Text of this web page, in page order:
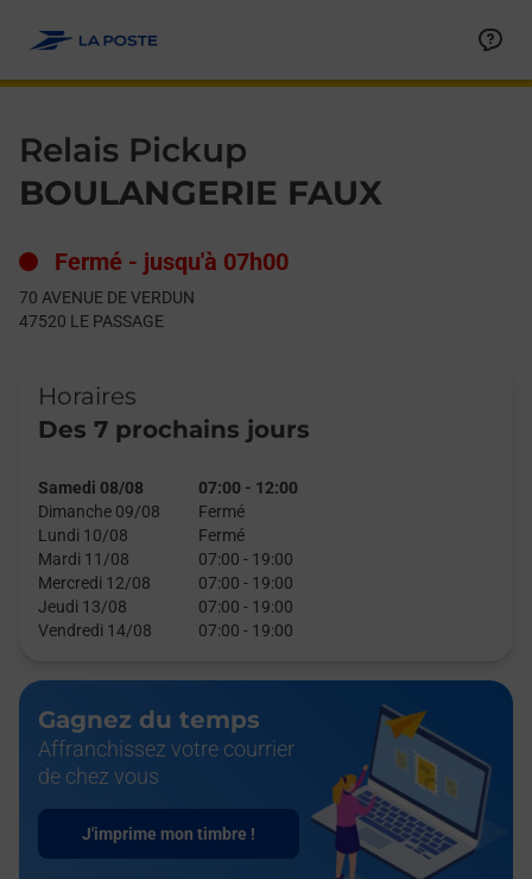
Relais Pickup
BOULANGERIE FAUX
Fermé - jusqu'à 07h00
70 AVENUE DE VERDUN
47520 LE PASSAGE
Horaires
Des 7 prochains jours
Samedi 08/08 07:00 - 12:00
Dimanche 09/08
Fermé
Lundi 10/08
Fermé
Mardi 11/08
07:00 - 19:00
Mercredi 12/08
07:00 - 19:00
Jeudi 13/08
07:00 - 19:00
Vendredi 14/08
07:00 - 19:00
Gagnez du temps
Affranchissez votre courrier
de chez vous
J'imprime mon timbre !